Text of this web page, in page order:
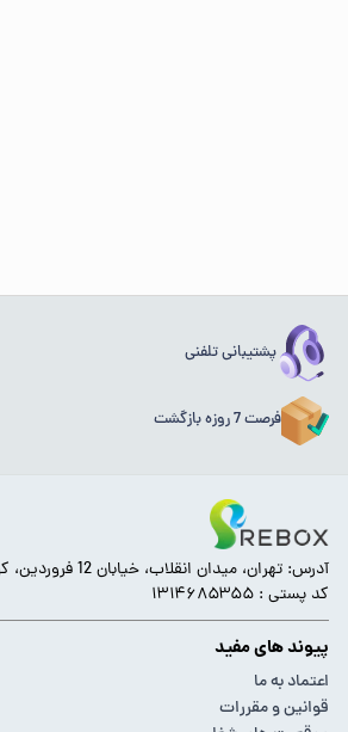
پشتیبانی تلفنی
فرصت 7 روزه بازگشت
آدرس: تهران، میدان انقلاب، خیابان 12 فروردین، کوچه نوروز پلاک 27 طبقه سوم.
کد پستی : ۱۳۱۴۶۸۵۳۵۵
پیوند های مفید
اعتماد به ما
قوانین و مقررات